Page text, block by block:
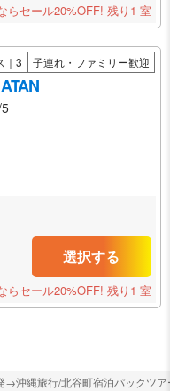
らセール20%OFF! 残り1 室
｜3 子連れ・ファミリー歓迎
選択する
らセール20%OFF! 残り1 室
→沖縄旅行/北谷町宿泊パックツ